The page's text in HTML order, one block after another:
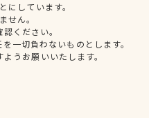
しています。
せん。
ください。
一切負わないものとします。
うお願いいたします。